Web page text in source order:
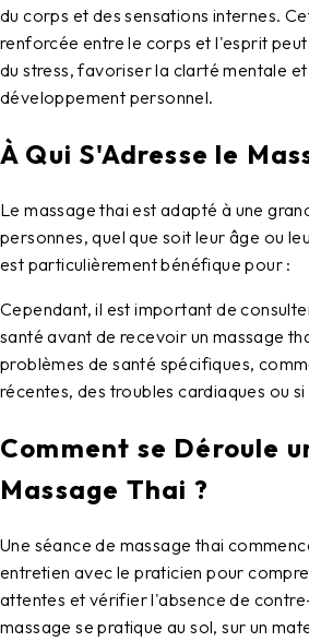
du corps et des sensations internes.
renforcée entre le corps et l'esprit
du stress, favoriser la clarté mentale
développement personnel.
À Qui S'Adresse le
Lemassage thai est adapté à une
personnes, quel que soit leur âge ou
est particulièrement bénéfique pour :
Cependant, il est important de
santé avant de recevoir un massage
problèmes de santé spécifiques,
récentes, des troubles cardiaques ou
Comment se Déroule
Massage Thai ?
Une séance de massage thai
entretien avec le praticien pour
attentes et vérifier l'absence de
massage se pratique au sol, sur un